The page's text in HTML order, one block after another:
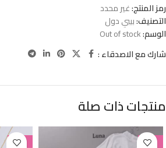
رمز المنتج:غير محدد
التصنيف:بيبي دول
الوسم:Out of stock
شارك مع الاصدقاء :
منتجات ذات صلة
-38%
-38%